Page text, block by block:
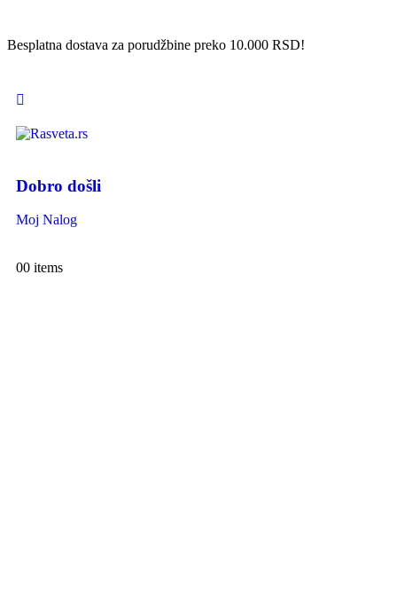
Besplatna dostava za porudžbine preko 10.000 RSD!
Dobro došli
Moj Nalog
00 items